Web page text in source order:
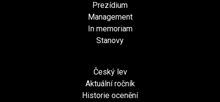
Prezídium
Management
In memoriam
Stanovy
Český lev
Aktuální ročník
Historie ocenění